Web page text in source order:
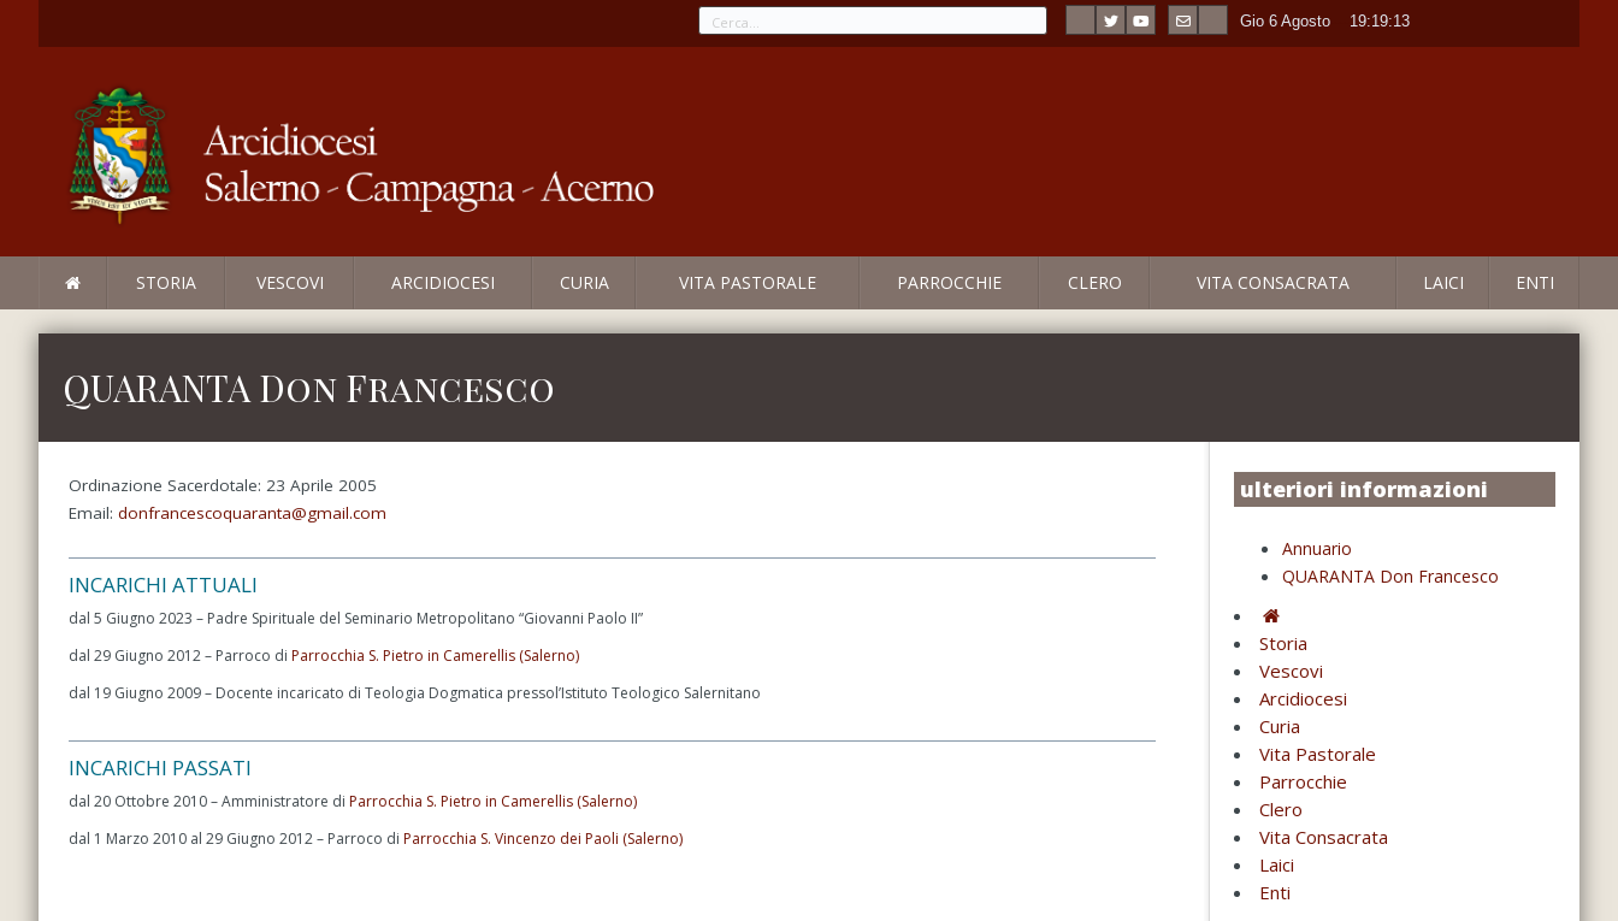
Gio 6 Agosto 19:19:14
STORIA VESCOVI ARCIDIOCESI CURIA VITA PASTORALE PARROCCHIE CLERO VITA CONSACRATA LAICI ENTI
QUARANTA Don Francesco
Ordinazione Sacerdotale: 23 Aprile 2005
Email: donfrancescoquaranta@gmail.com
INCARICHI ATTUALI
dal 5 Giugno 2023 – Padre Spirituale del Seminario Metropolitano “Giovanni Paolo II”
dal 29 Giugno 2012 – Parroco di Parrocchia S. Pietro in Camerellis (Salerno)
dal 19 Giugno 2009 – Docente incaricato di Teologia Dogmatica pressol’Istituto Teologico Salernitano
INCARICHI PASSATI
dal 20 Ottobre 2010 – Amministratore di Parrocchia S. Pietro in Camerellis (Salerno)
dal 1 Marzo 2010 al 29 Giugno 2012 – Parroco di Parrocchia S. Vincenzo dei Paoli (Salerno)
ulteriori informazioni
Annuario
QUARANTA Don Francesco
Storia
Vescovi
Arcidiocesi
Curia
Vita Pastorale
Parrocchie
Clero
Vita Consacrata
Laici
Enti